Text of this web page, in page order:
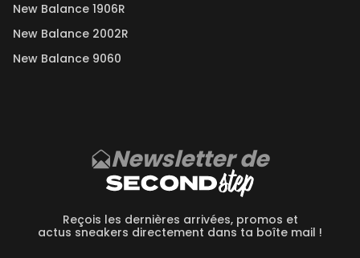
New Balance 1906R
New Balance 2002R
New Balance 9060
Newsletter de
Reçois les dernières arrivées, promos et
actus sneakers directement dans ta boîte mail !